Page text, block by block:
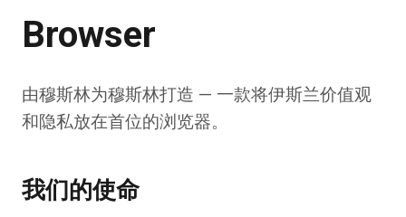
Browser
由穆斯林为穆斯林打造 — 一款将伊斯兰价值观
和隐私放在首位的浏览器。
我们的使命